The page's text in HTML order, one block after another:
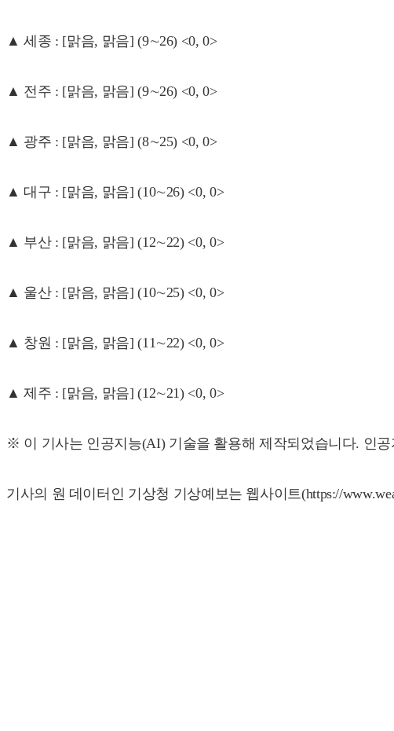
▲ 세종 : [맑음, 맑음] (9∼26) <0, 0>
▲ 전주 : [맑음, 맑음] (9∼26) <0, 0>
▲ 광주 : [맑음, 맑음] (8∼25) <0, 0>
▲ 대구 : [맑음, 맑음] (10∼26) <0, 0>
▲ 부산 : [맑음, 맑음] (12∼22) <0, 0>
▲ 울산 : [맑음, 맑음] (10∼25) <0, 0>
▲ 창원 : [맑음, 맑음] (11∼22) <0, 0>
▲ 제주 : [맑음, 맑음] (12∼21) <0, 0>
※ 이 기사는 인공지능(AI) 기술을 활용해 제작되었습니다. 인
기사의 원 데이터인 기상청 기상예보는 웹사이트(https://